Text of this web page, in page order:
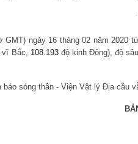
GMT) ngày 16 tháng 02 năm 2020
vĩ Bắc, 108.193độ kinh Đông), độ
sóng thần - Viện Vật lý Địa cầu